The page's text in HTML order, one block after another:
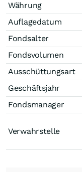
Währung
Auflagedatum
Fondsalter
Fondsvolumen
Ausschüttungsart
Geschäftsjahr
Fondsmanager
Verwahrstelle